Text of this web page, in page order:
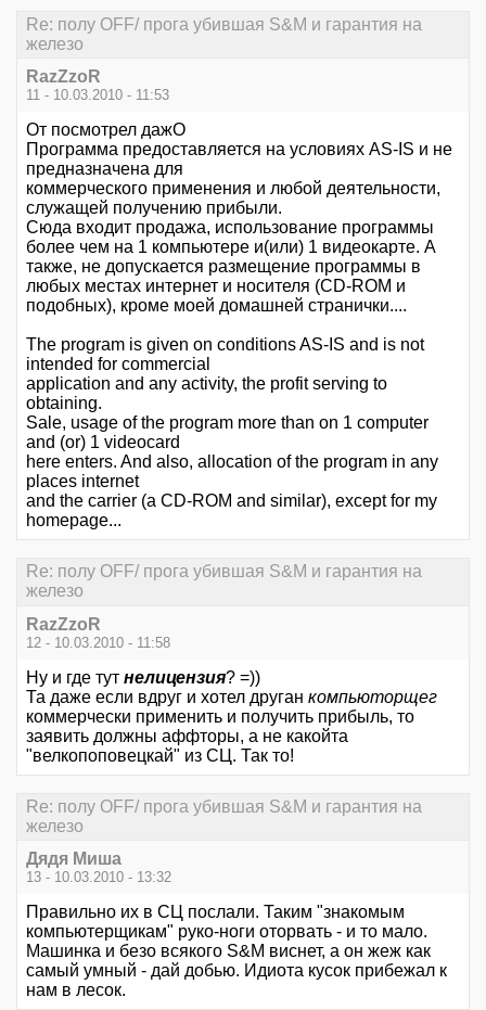
Re: полу OFF/ прога убившая S&M и гарантия на
железо
RazZzoR
11 - 10.03.2010 - 11:53
От посмотрел дажО
Программа предоставляется на условиях AS-IS и не
предназначена для
коммерческого применения и любой деятельности,
служащей получению прибыли.
Сюда входит продажа, использование программы
более чем на 1 компьютере и(или) 1 видеокарте. А
также, не допускается размещение программы в
любых местах интернет и носителя (CD-ROM и
подобных), кроме моей домашней странички....
The program is given on conditions AS-IS and is not
intended for commercial
application and any activity, the profit serving to
obtaining.
Sale, usage of the program more than on 1 computer
and (or) 1 videocard
here enters. And also, allocation of the program in any
places internet
and the carrier (a CD-ROM and similar), except for my
homepage...
Re: полу OFF/ прога убившая S&M и гарантия на
железо
RazZzoR
12 - 10.03.2010 - 11:58
Ну и где тут нелицензия? =))
Та даже если вдруг и хотел друган компьюторщег
коммерчески применить и получить прибыль, то
заявить должны аффторы, а не какойта
"велкопоповецкай" из СЦ. Так то!
Re: полу OFF/ прога убившая S&M и гарантия на
железо
Дядя Миша
13 - 10.03.2010 - 13:32
Правильно их в СЦ послали. Таким "знакомым
компьютерщикам" руко-ноги оторвать - и то мало.
Машинка и безо всякого S&M виснет, а он жеж как
самый умный - дай добью. Идиота кусок прибежал к
нам в лесок.